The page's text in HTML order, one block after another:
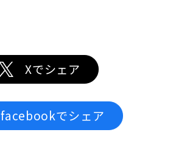
Xでシェア
facebookでシェア